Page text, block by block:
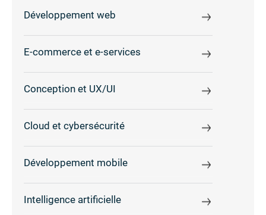
Développement web
E-commerce et e-services
Conception et UX/UI
Cloud et cybersécurité
Développement mobile
Intelligence artificielle